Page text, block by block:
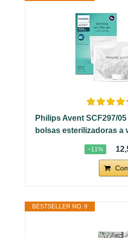
Philips Avent SCF297/
bolsas esterilizadoras a
−11%
BESTSELLER NO. 9